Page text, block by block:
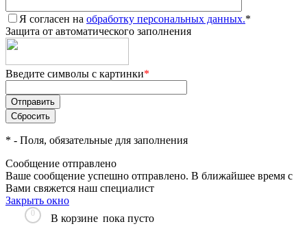
Я согласен на обработку персональных данных.*
Защита от автоматического заполнения
Введите символы с картинки*
* - Поля, обязательные для заполнения
Сообщение отправлено
Ваше сообщение успешно отправлено. В ближайшее время с
Вами свяжется наш специалист
Закрыть окно
0 В корзине пока пусто